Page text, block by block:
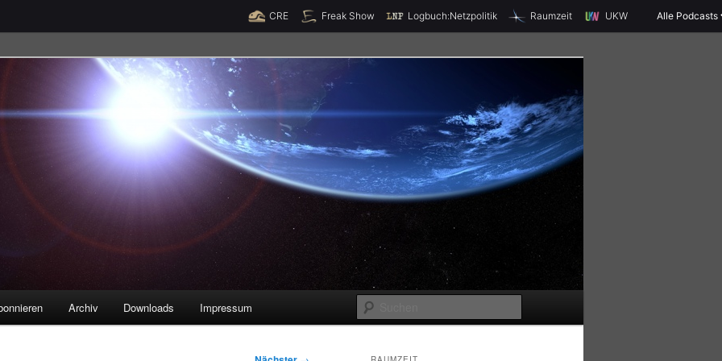
Spende jetzt!
CRE Freak Show Logbuch:Netzpolitik Raumzeit UKW Alle Podcasts
u
Archiv Downloads Impressum